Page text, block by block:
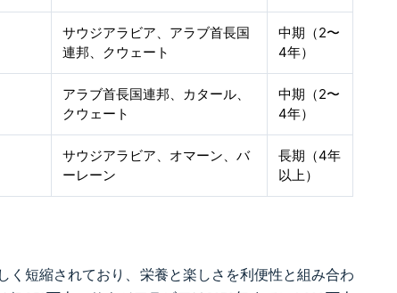
サウジアラビア、アラブ首長国
連邦、クウェート
中期（2〜
4年）
アラブ首長国連邦、カタール、
クウェート
中期（2〜
4年）
サウジアラビア、オマーン、バ
ーレーン
長期（4年
以上）
短縮されており、栄養と楽しさを利便性と組み合わ